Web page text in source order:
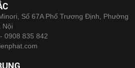
Số 67A Phố Trương Định, Phường
Nội
0908 835 842